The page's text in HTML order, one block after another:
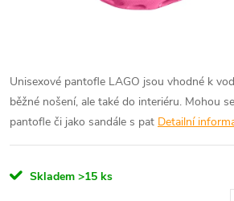
Unisexové pantofle LAGO jsou vhodné k
běžné nošení, ale také do interiéru. Mohou
pantofle či jako sandále s pat Detailní
Skladem >15 ks